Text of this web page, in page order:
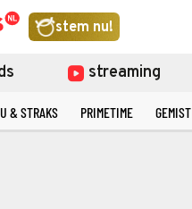
stem nu!
streaming
& STRAKS PRIMETIME GEMIST